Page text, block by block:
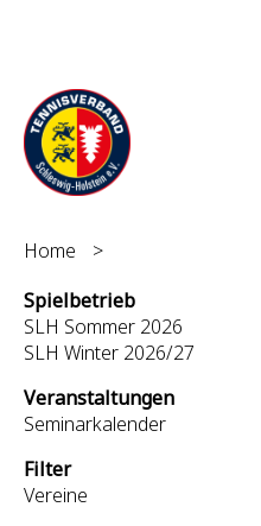
Home
>
Spielbetrieb
SLH Sommer 2026
SLH Winter 2026/27
Veranstaltungen
Seminarkalender
Filter
Vereine